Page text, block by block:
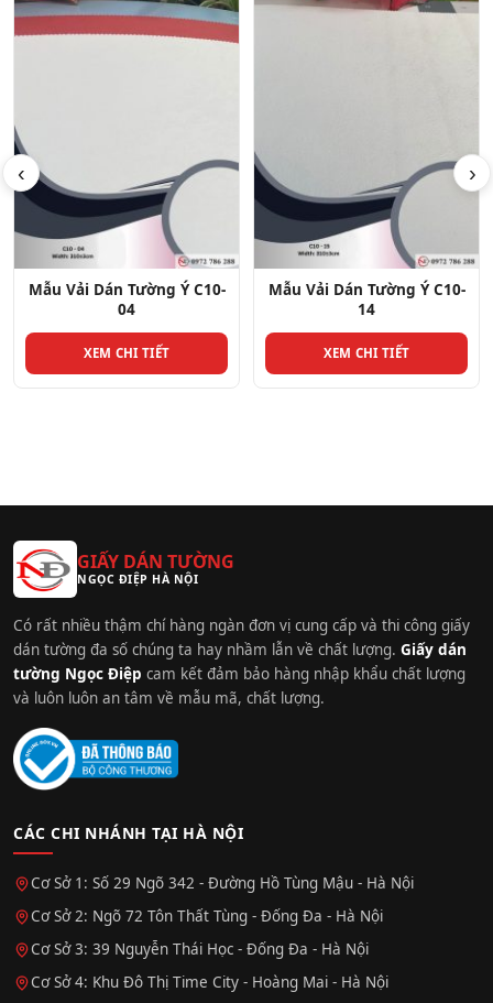
‹
Mẫu Vải Dán Tường Ý C10-
14
XEM CHI TIẾT
Mẫu Vải Dán Tường Ý C10-
25
XEM CHI TIẾT
›
GIẤY DÁN TƯỜNG
NGỌC ĐIỆP HÀ NỘI
Có rất nhiều thậm chí hàng ngàn đơn vị cung cấp và thi công giấy
dán tường đa số chúng ta hay nhầm lẫn về chất lượng. Giấy dán
tường Ngọc Điệp cam kết đảm bảo hàng nhập khẩu chất lượng
và luôn luôn an tâm về mẫu mã, chất lượng.
CÁC CHI NHÁNH TẠI HÀ NỘI
Cơ Sở 1: Số 29 Ngõ 342 - Đường Hồ Tùng Mậu - Hà Nội
Cơ Sở 2: Ngõ 72 Tôn Thất Tùng - Đống Đa - Hà Nội
Cơ Sở 3: 39 Nguyễn Thái Học - Đống Đa - Hà Nội
Cơ Sở 4: Khu Đô Thị Time City - Hoàng Mai - Hà Nội